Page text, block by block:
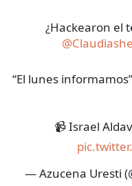
¿Hackearon el
“El lunes
📹 Israel
— Azucena Uresti